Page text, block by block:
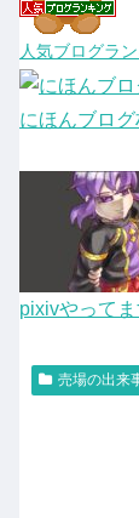
人気ブログラ
にほんブログ
pixivやってま
売場の出来